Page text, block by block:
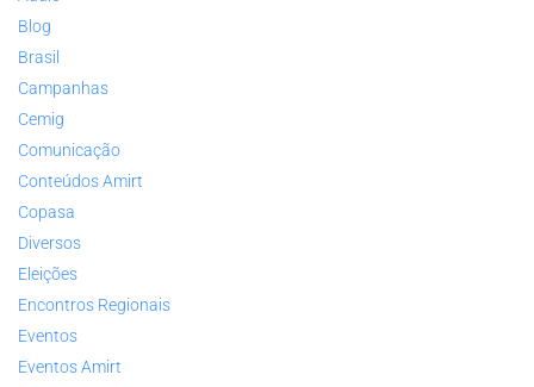
Blog
Brasil
Campanhas
Cemig
Comunicação
Conteúdos Amirt
Copasa
Diversos
Eleições
Encontros Regionais
Eventos
Eventos Amirt